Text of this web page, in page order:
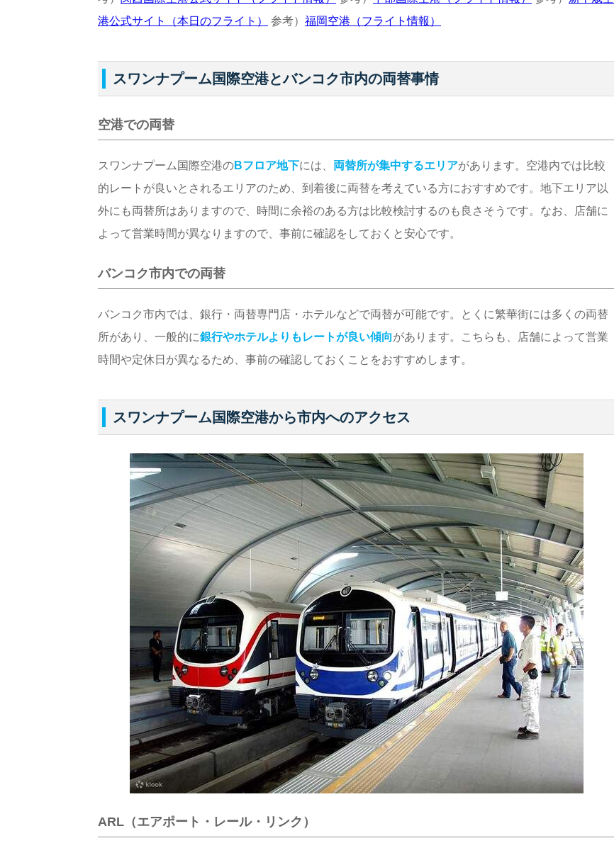
港公式サイト（本日のフライト）
参考） 福岡空港（フライト情報）
スワンナプーム国際空港とバンコク市内の両替事情
空港での両替
スワンナプーム国際空港のBフロア地下には、 両替所が集中するエリアがあります。空港内では比較
的レートが良いとされるエリアのため、到着後に両替を考えている方におすすめです。地下エリア以
外にも両替所はありますので、時間に余裕のある方は比較検討するのも良さそうです。なお、店舗に
よって営業時間が異なりますので、事前に確認をしておくと安心です。
バンコク市内での両替
バンコク市内では、銀行・両替専門店・ホテルなどで両替が可能です。とくに繁華街には多くの両替
所があり、一般的に銀行やホテルよりもレートが良い傾向があります。こちらも、店舗によって営業
時間や定休日が異なるため、事前の確認しておくことをおすすめします。
スワンナプーム国際空港から市内へのアクセス
ARL（エアポート・レール・リンク）